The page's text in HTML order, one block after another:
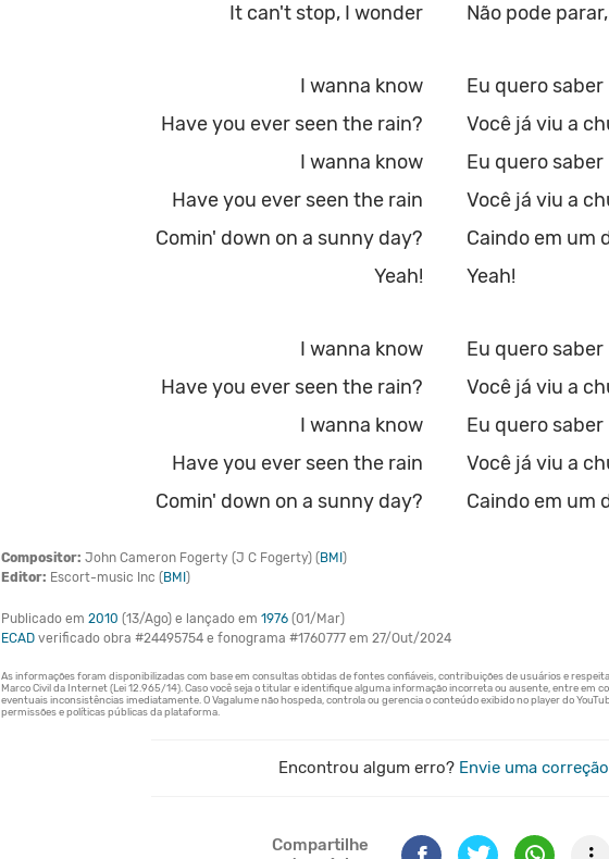
Não pode
Eu quero saber
Você já viu a
Eu quero saber
Você já viu a
Caindo em um
Yeah!
Eu quero saber
Você já viu a
Eu quero saber
Você já viu a
Caindo em um
It can't stop, I wonder
I wanna know
Have you ever seen the rain?
I wanna know
Have you ever seen the rain
Comin' down on a sunny day?
Yeah!
I wanna know
Have you ever seen the rain?
I wanna know
Have you ever seen the rain
Comin' down on a sunny day?
Compositor: John Cameron Fogerty (J C Fogerty) ( BMI )
Editor: Escort-music Inc ( BMI )
Publicado em 2010 (13/Ago) e lançado em 1976 (01/Mar)
ECAD verificado obra #24495754 e fonograma #1760777 em 27/Out/2024
Encontrou algum erro? Envie uma
Compartilhe